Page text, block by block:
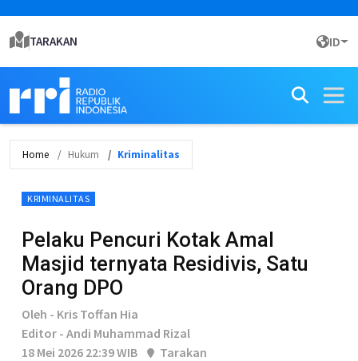
TARAKAN ID
Home Hukum Kriminalitas
KRIMINALITAS
Pelaku Pencuri Kotak Amal
Masjid ternyata Residivis, Satu
Orang DPO
Oleh - Kris Toffan Hia
Editor - Andi Muhammad Rizal
18 Mei 2026 22:39 WIB
Tarakan